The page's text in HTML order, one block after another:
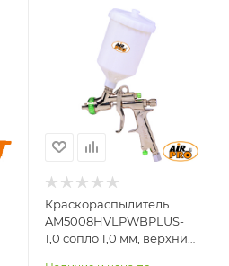
Вместимость бачка, л
Расход воздуха, л/
Размер сопла, мм
1,0
HVLP
Тип подачи ЛКМ
верхний бачок
Краскораспылитель
AM5008HVLPWBPLUS-
1,0 сопло 1,0 мм, верхний